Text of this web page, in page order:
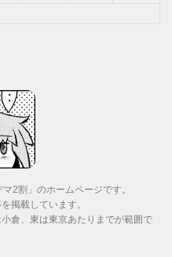
2割」のホームページです。
掲載しています。
倉、東は東京あたりまでが範囲で